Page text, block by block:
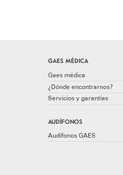
GAES MÉDICA
Gaes médica
¿Dónde encontrarnos?
Servicios y garantías
AUDÍFONOS
Audífonos GAES